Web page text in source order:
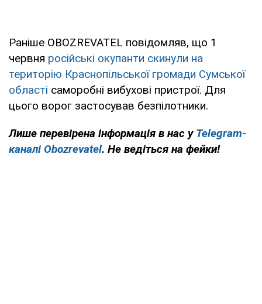
Раніше OBOZREVATEL повідомляв, що 1
червня російські окупанти скинули на
територію Краснопільської громади Сумської
області саморобні вибухові пристрої. Для
цього ворог застосував безпілотники.
Лише перевірена інформація в нас у Telegram-
каналі Obozrevatel. Не ведіться на фейки!